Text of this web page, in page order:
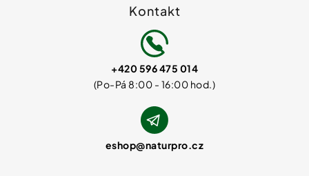
Kontakt
eshop@naturpro.cz
+420 596 475 014